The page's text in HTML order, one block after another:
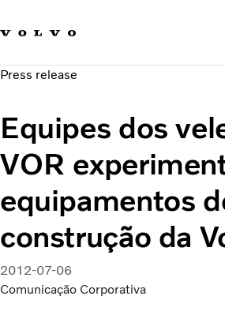
Carreira
Sustentabilidade e
Press release
Equipes dos
VOR
equipamentos
construção da
2012-07-06
Comunicação Corporativa